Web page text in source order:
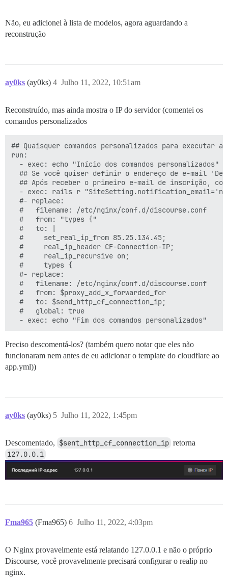
Não, eu adicionei à lista de modelos, agora aguardando a
reconstrução
ay0ks (ay0ks) Julho 11, 2022, 10:51am
4
Reconstruído, mas ainda mostra o IP do servidor (comentei os
comandos personalizados
## Quaisquer comandos personalizados para executar
run:
  - exec: echo "Início dos comandos personalizados"
## Se você quiser definir o endereço de e-mail
## Após receber o primeiro e-mail de inscrição,
- exec: rails r
  #- replace:
  #   filename: /etc/nginx/conf.d/discourse.conf
  #   from: "types {"
  #   to: |
  #     set_real_ip_from 85.25.134.45;
  #     real_ip_header CF-Connection-IP;
  #     real_ip_recursive on;
  #     types {
  #- replace:
  #   filename: /etc/nginx/conf.d/discourse.conf
  #   from: $proxy_add_x_forwarded_for
  #   to: $send_http_cf_connection_ip;
  #   global: true
Preciso descomentá-los? (também quero notar que eles não
funcionaram nem antes de eu adicionar o template do cloudflare ao
app.yml))
ay0ks (ay0ks) Julho 11, 2022, 1:45pm
5
Descomentado, $sent_http_cf_connection_ip retorna
127.0.0.1
Fma965 (Fma965) Julho 11, 2022, 4:03pm
6
O Nginx provavelmente está relatando 127.0.0.1 e não o próprio
Discourse, você provavelmente precisará configurar o realip no
nginx.